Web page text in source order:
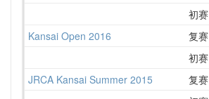
初赛
Kansai Open 2016
复赛
初赛
JRCA Kansai Summer 2015
复赛